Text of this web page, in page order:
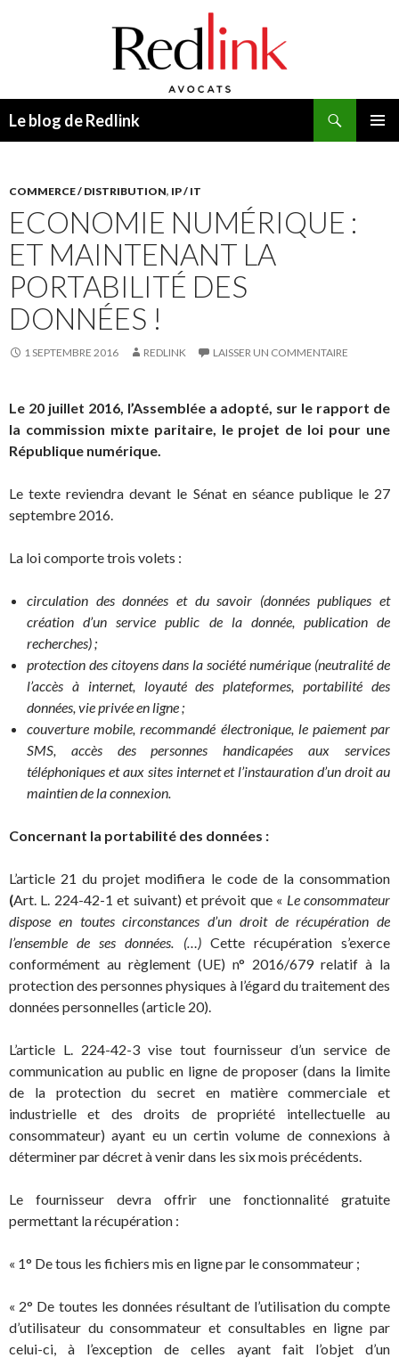
Le blog de Redlink
COMMERCE / DISTRIBUTION, IP / IT
ECONOMIE NUMÉRIQUE :
ET MAINTENANT LA
PORTABILITÉ DES
DONNÉES !
1 SEPTEMBRE 2016 REDLINK LAISSER UN COMMENTAIRE
Le 20 juillet 2016, l’Assemblée a adopté, sur le rapport de
la commission mixte paritaire, le projet de loi pour une
République numérique.
Le texte reviendra devant le Sénat en séance publique le 27
septembre 2016.
La loi comporte trois volets :
circulation des données et du savoir (données publiques et
création d’un service public de la donnée, publication de
recherches) ;
protection des citoyens dans la société numérique (neutralité de
l’accès à internet, loyauté des plateformes, portabilité des
données, vie privée en ligne ;
couverture mobile, recommandé électronique, le paiement par
SMS, accès des personnes handicapées aux services
téléphoniques et aux sites internet et l’instauration d’un droit au
maintien de la connexion.
Concernant la portabilité des données :
L’article 21 du projet modifiera le code de la consommation
(Art. L. 224-42-1 et suivant) et prévoit que « Le consommateur
dispose en toutes circonstances d’un droit de récupération de
l’ensemble de ses données. (…) Cette récupération s’exerce
conformément au règlement (UE) n° 2016/679 relatif à la
protection des personnes physiques à l’égard du traitement des
données personnelles (article 20).
L’article L. 224-42-3 vise tout fournisseur d’un service de
communication au public en ligne de proposer (dans la limite
de la protection du secret en matière commerciale et
industrielle et des droits de propriété intellectuelle au
consommateur) ayant eu un certin volume de connexions à
déterminer par décret à venir dans les six mois précédents.
Le fournisseur devra offrir une fonctionnalité gratuite
permettant la récupération :
« 1° De tous les fichiers mis en ligne par le consommateur ;
« 2° De toutes les données résultant de l’utilisation du compte
d’utilisateur du consommateur et consultables en ligne par
celui-ci, à l’exception de celles ayant fait l’objet d’un